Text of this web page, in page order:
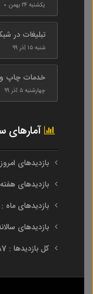
یکشنبه ۲۴ بهمن ۰
تبلیغات در
شنبه ۱۵ آذر ۹۹
خدمات چاپ و
چهارشنبه ۵ آذر ۹۹
آمارهای
بازدیدهای امروز :
بازدیدهای هفته :
بازدیدهای ماه : 32,477
بازدیدهای سالانه :
کل بازدیدها : 18,180,587